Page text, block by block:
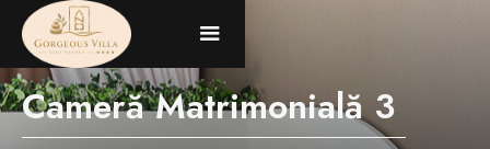
Cameră Matrimonială 3